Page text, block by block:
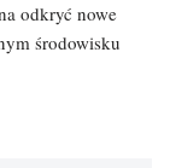
odkryć nowe
środowisku